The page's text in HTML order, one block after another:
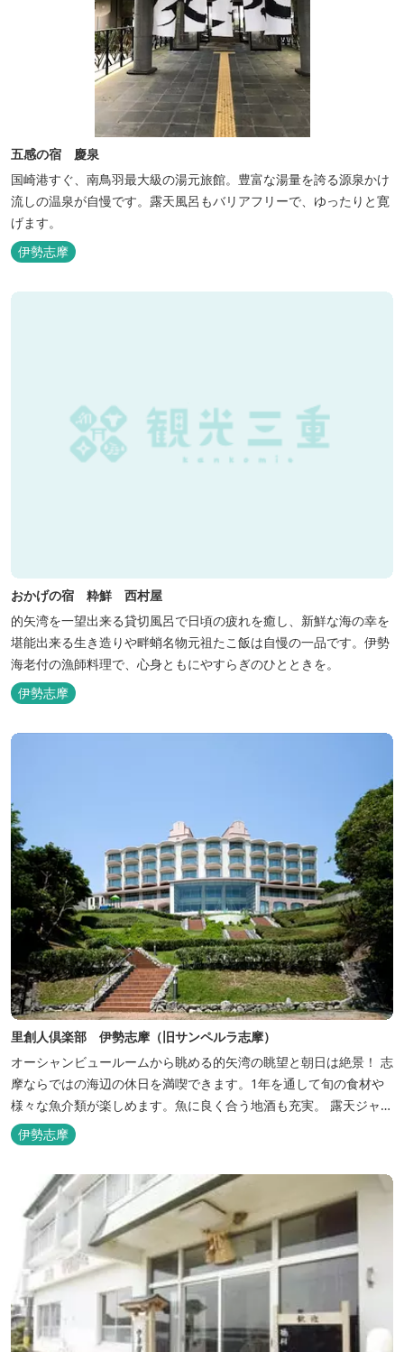
五感の宿 慶泉
国崎港すぐ、南鳥羽最大級の湯元旅館。豊富な湯量を誇る源泉かけ
流しの温泉が自慢です。露天風呂もバリアフリーで、ゆったりと寛
げます。
伊勢志摩
おかげの宿 粋鮮 西村屋
的矢湾を一望出来る貸切風呂で日頃の疲れを癒し、新鮮な海の幸を
堪能出来る生き造りや畔蛸名物元祖たこ飯は自慢の一品です。伊勢
海老付の漁師料理で、心身ともにやすらぎのひとときを。
伊勢志摩
里創人倶楽部 伊勢志摩（旧サンペルラ志摩）
オーシャンビュールームから眺める的矢湾の眺望と朝日は絶景！ 志
摩ならではの海辺の休日を満喫できます。1年を通して旬の食材や
様々な魚介類が楽しめます。魚に良く合う地酒も充実。 露天ジャク
ジーや、本格エステがあるのも女性には嬉しい！ 最高級のリゾート
ホテル「里創人倶楽部 伊勢志摩」にぜひお越しください。
伊勢志摩